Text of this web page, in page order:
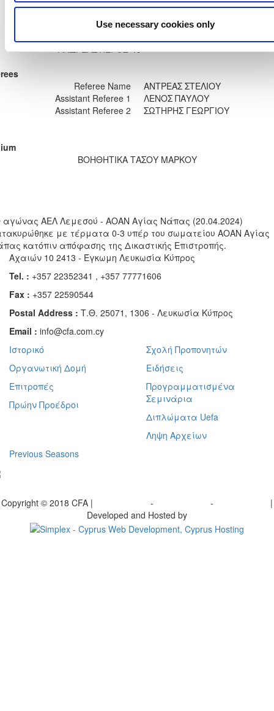
Use necessary cookies only
ΑΝΔΡΕΑΣ ΠΕΡΟΣ 49'
Referee Name
ΑΝΤΡΕΑΣ ΣΤΕΛΙΟΥ
Assistant Referee 1
ΛΕΝΟΣ ΠΑΥΛΟΥ
Assistant Referee 2
ΣΩΤΗΡΗΣ ΓΕΩΡΓΙΟΥ
ΒΟΗΘΗΤΙΚΑ ΤΑΣΟΥ ΜΑΡΚΟΥ
αγώνας ΑΕΛ Λεμεσού - ΑΟΑΝ Αγίας Νάπας (20.04.2024)
με τέρματα 0-3 υπέρ του σωματείου ΑΟΑΝ Αγίας
κατόπιν απόφασης της Δικαστικής Επιστροπής.
Αχαιών 10 2413 - Έγκωμη Λευκωσία Κύπρος
Tel. : +357 22352341 , +357 77771606
Fax : +357 22590544
Postal Address : Τ.Θ. 25071, 1306 - Λευκωσία Κύπρος
Email : info@cfa.com.cy
Ιστορικό
Οργανωτική Δομή
Επιτροπές
Πρώην Προέδροι
Σχολή Προπονητών
Ειδήσεις
Προγραμματισμένα
Σεμινάρια
Διπλώματα Uefa
Ληψη Αρχείων
Previous Seasons
Copyright © 2018 CFA | - -
|
Developed and Hosted by